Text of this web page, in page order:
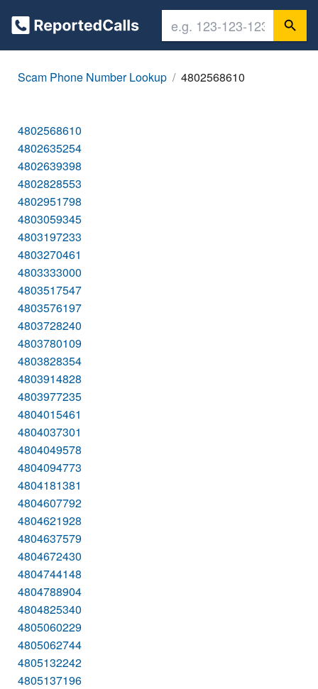
Scam Phone Number Lookup 4802568610
4802568610
4802635254
4802639398
4802828553
4802951798
4803059345
4803197233
4803270461
4803333000
4803517547
4803576197
4803728240
4803780109
4803828354
4803914828
4803977235
4804015461
4804037301
4804049578
4804094773
4804181381
4804607792
4804621928
4804637579
4804672430
4804744148
4804788904
4804825340
4805060229
4805062744
4805132242
4805137196